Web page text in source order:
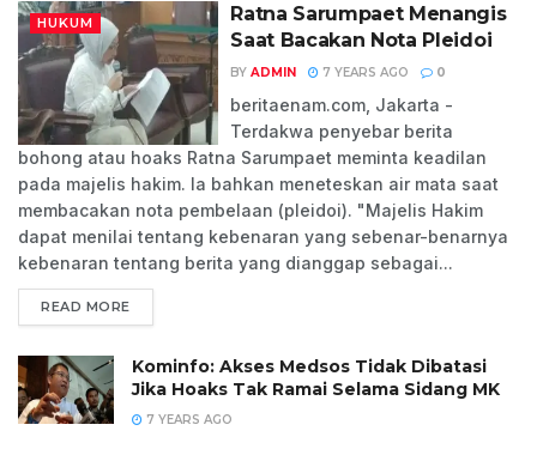
HUKUM
Ratna Sarumpaet Menangis
Saat Bacakan Nota Pleidoi
BY ADMIN 7 YEARS AGO 0
beritaenam.com, Jakarta -
Terdakwa penyebar berita
bohong atau hoaks Ratna Sarumpaet meminta keadilan
pada majelis hakim. Ia bahkan meneteskan air mata saat
membacakan nota pembelaan (pleidoi). "Majelis Hakim
dapat menilai tentang kebenaran yang sebenar-benarnya
kebenaran tentang berita yang dianggap sebagai...
READ MORE
Kominfo: Akses Medsos Tidak Dibatasi
Jika Hoaks Tak Ramai Selama Sidang MK
7 YEARS AGO